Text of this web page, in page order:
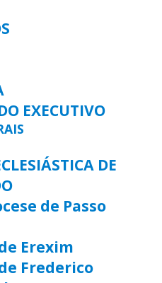
EXECUTIVO
DE
de Passo
Erexim
Frederico